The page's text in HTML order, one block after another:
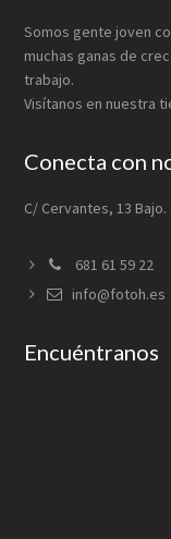
Somos gente joven
muchas ganas de
trabajo.
Visítanos en nuestra
Conecta con
C/ Cervantes, 13 Bajo.
681 61 59 22
info@fotoh.es
Encuéntranos